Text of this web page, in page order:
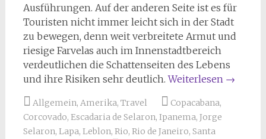
Ausführungen. Auf der anderen Seite ist es für
Touristen nicht immer leicht sich in der Stadt
zu bewegen, denn weit verbreitete Armut und
riesige Farvelas auch im Innenstadtbereich
verdeutlichen die Schattenseiten des Lebens
und ihre Risiken sehr deutlich.Weiterlesen →
Allgemein, Amerika, Travel Copacabana,
Corcovado, Escadaria de Selaron, Ipanema, Jorge
Selaron, Lapa, Leblon, Rio, Rio de Janeiro, Santa